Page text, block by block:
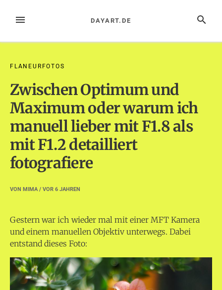
InhaltMENÜ SUCHE
DAYART.DE
FLANEURFOTOS
Zwischen Optimum und
Maximum oder warum ich
manuell lieber mit F1.8 als
mit F1.2 detailliert
fotografiere
VON MIMA/ VOR 6 JAHREN
Gestern war ich wieder mal mit einer MFT Kamera
und einem manuellen Objektiv unterwegs. Dabei
entstand dieses Foto: